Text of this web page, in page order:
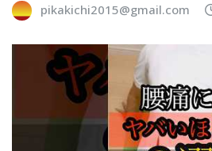
pikakichi2015@gmail.com